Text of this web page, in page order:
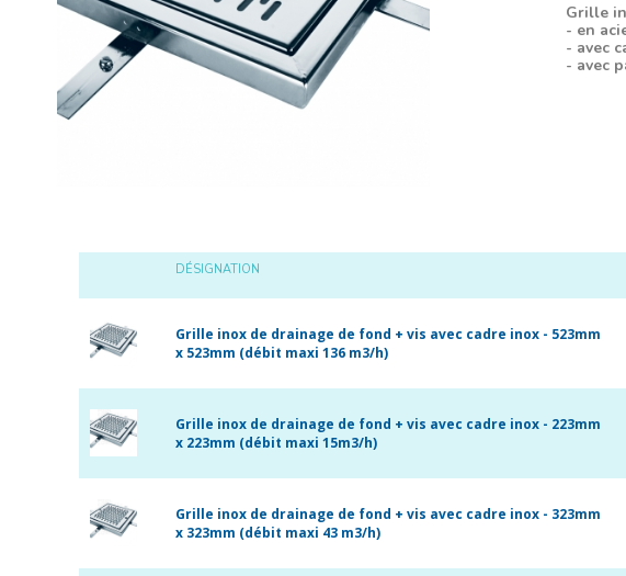
Grille
- en
- avec
- avec
DÉSIGNATION
Grille inox de drainage de fond + vis avec cadre inox - 523mm
x 523mm (débit maxi 136 m3/h)
Grille inox de drainage de fond + vis avec cadre inox - 223mm
x 223mm (débit maxi 15m3/h)
Grille inox de drainage de fond + vis avec cadre inox - 323mm
x 323mm (débit maxi 43 m3/h)